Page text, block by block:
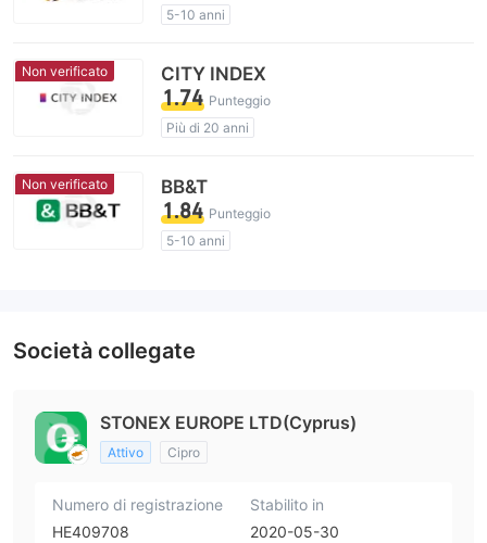
5-10 anni
Ambito dell' attività sospetto
Alto rischio potenziale
Non verificato CITY INDEX
1.74 Punteggio
Più di 20 anni
Broker regionali
Non verificato BB&T
1.84 Punteggio
5-10 anni
Società collegate
STONEX EUROPE LTD(Cyprus)
Attivo Cipro
Numero di registrazione
HE409708
Stabilito in
2020-05-30